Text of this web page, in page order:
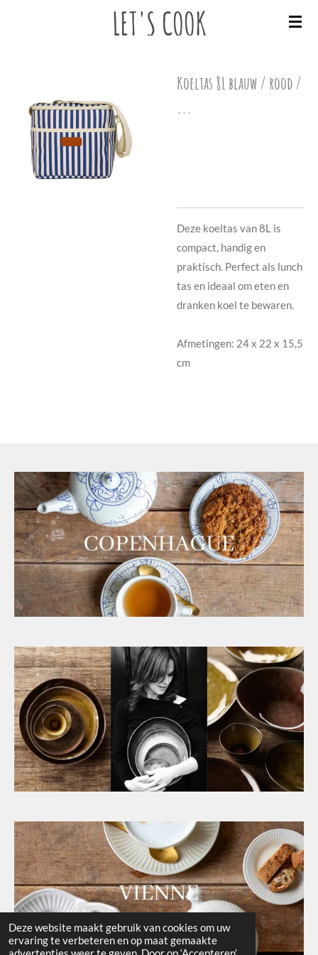
Deze website maakt gebruik van cookies om uw
ervaring te verbeteren en op maat gemaakte
LET'S COOK
Koeltas 8L blauw / rood /
...
Deze koeltas van 8L is
compact, handig en
praktisch. Perfect als lunch
tas en ideaal om eten en
dranken koel te bewaren.
Afmetingen: 24 x 22 x 15,5
cm